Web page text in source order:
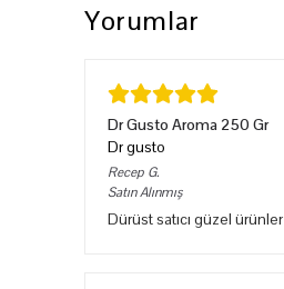
Yorumlar
Dr Gusto Aroma 250 Gr
Dr gusto
Recep G.
Satın Alınmış
Dürüst satıcı güzel ürünler